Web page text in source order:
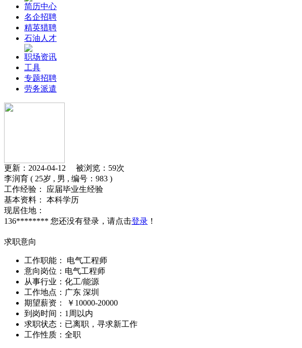
简历中心
名企招聘
精英猎聘
石油人才
职场资讯
工具
专题招聘
劳务派遣
更新：2024-04-12 被浏览： 59次
李润育 ( 25岁 , 男 , 编号：983 )
工作经验：
应届毕业生经验
基本资料：
本科学历
现居住地：
136******** 您还没有登录，请点击登录 ！
求职意向
工作职能：
电气工程师
意向岗位： 电气工程师
从事行业： 化工/能源
工作地点： 广东 深圳
期望薪资：
￥10000-20000
到岗时间： 1周以内
求职状态： 已离职，寻求新工作
工作性质： 全职